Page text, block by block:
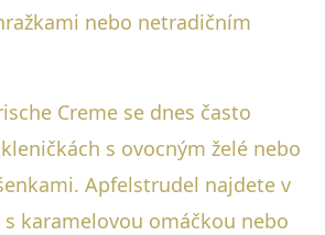
nebo netradičním
Creme se dnes často
s ovocným želé nebo
Apfelstrudel najdete v
karamelovou omáčkou nebo